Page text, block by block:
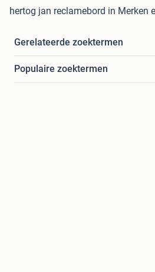
hertog jan reclamebord in Merken
Gerelateerde zoektermen
Populaire zoektermen